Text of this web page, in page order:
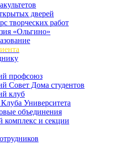
дверей
творческих работ
«Ольгино»
профсоюз
Совет Дома студентов
клуб
Университета
объединения
комплекс и секции